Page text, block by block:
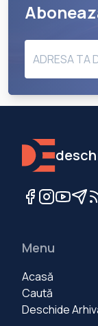
Menu
Acasă
Caută
Deschide